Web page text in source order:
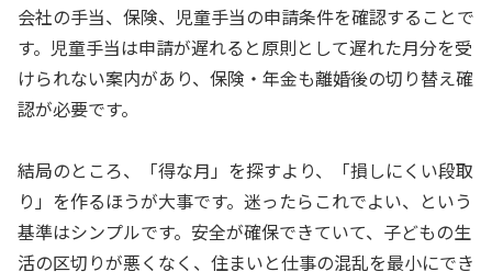
会社の手当、保険、児童手当の申請条件を確認することで
す。児童手当は申請が遅れると原則として遅れた月分を受
けられない案内があり、保険・年金も離婚後の切り替え確
認が必要です。
結局のところ、「得な月」を探すより、「損しにくい段取
り」を作るほうが大事です。迷ったらこれでよい、という
基準はシンプルです。安全が確保できていて、子どもの生
活の区切りが悪くなく、住まいと仕事の混乱を最小にでき